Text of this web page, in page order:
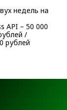
недель на
API – 50 000
/
рублей